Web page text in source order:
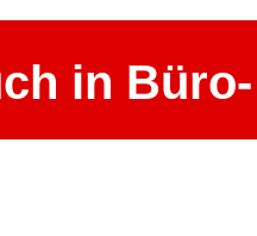
in